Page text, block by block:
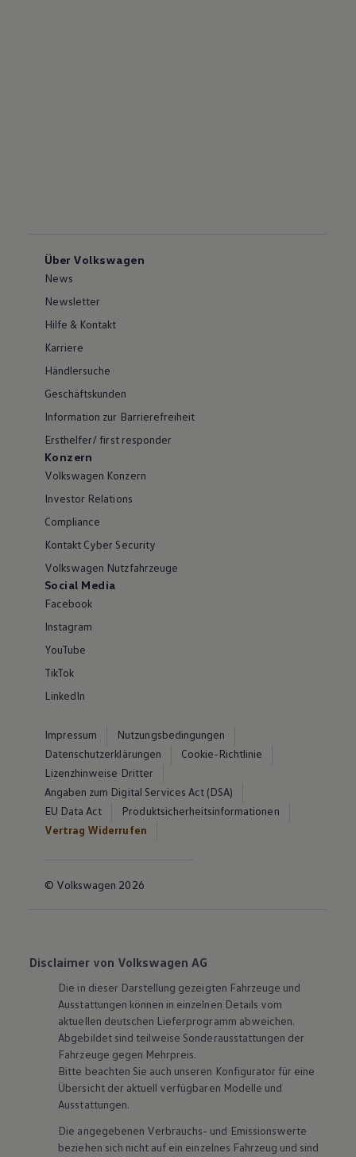
Über Volkswagen
News
Newsletter
Hilfe & Kontakt
Karriere
Händlersuche
Geschäftskunden
Information zur Barrierefreiheit
Ersthelfer/ first responder
Konzern
Volkswagen Konzern
Investor Relations
Compliance
Kontakt Cyber Security
Volkswagen Nutzfahrzeuge
Social Media
Facebook
Instagram
YouTube
TikTok
LinkedIn
Impressum
Nutzungsbedingungen
Datenschutzerklärungen
Cookie-Richtlinie
Lizenzhinweise Dritter
Angaben zum Digital Services Act (DSA)
EU Data Act
Produktsicherheitsinformationen
Vertrag Widerrufen
© Volkswagen 2026
Disclaimer von Volkswagen AG
Die in dieser Darstellung gezeigten Fahrzeuge und
Ausstattungen können in einzelnen Details vom
aktuellen deutschen Lieferprogramm abweichen.
Abgebildet sind teilweise Sonderausstattungen der
Fahrzeuge gegen Mehrpreis.
Bitte beachten Sie auch unseren Konfigurator für eine
Übersicht der aktuell verfügbaren Modelle und
Ausstattungen.
Die angegebenen Verbrauchs- und Emissionswerte
beziehen sich nicht auf ein einzelnes Fahrzeug und sind